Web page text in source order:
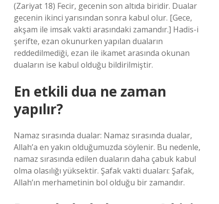
(Zariyat 18) Fecir, gecenin son altıda biridir. Dualar
gecenin ikinci yarısından sonra kabul olur. [Gece,
akşam ile imsak vakti arasındaki zamandır.] Hadis-i
şerifte, ezan okunurken yapılan duaların
reddedilmediği, ezan ile ikamet arasında okunan
duaların ise kabul olduğu bildirilmiştir.
En etkili dua ne zaman
yapılır?
Namaz sırasında dualar: Namaz sırasında dualar,
Allah’a en yakın olduğumuzda söylenir. Bu nedenle,
namaz sırasında edilen duaların daha çabuk kabul
olma olasılığı yüksektir. Şafak vakti duaları: Şafak,
Allah’ın merhametinin bol olduğu bir zamandır.